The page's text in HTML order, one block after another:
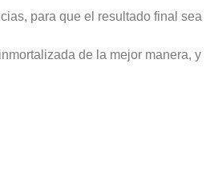
para que el resultado final sea
de la mejor manera, y